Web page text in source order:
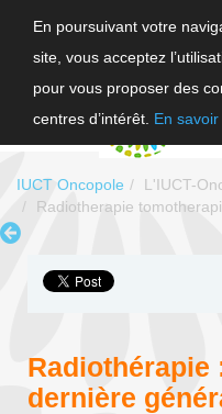
En poursuivant votre
site, vous acceptez
pour vous proposer des
centres d’intérêt. En
IUCT Oncopole L'IUCT-
Radiotherapie
Radiothérapie
dernière